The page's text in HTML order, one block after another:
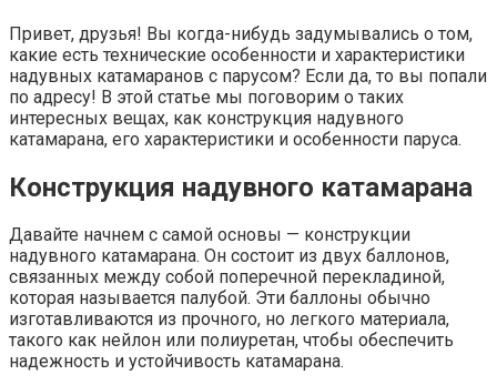
Привет, друзья! Вы когда-нибудь задумывались о том,
какие есть технические особенности и характеристики
надувных катамаранов с парусом? Если да, то вы попали
по адресу! В этой статье мы поговорим о таких
интересных вещах, как конструкция надувного
катамарана, его характеристики и особенности паруса.
Конструкция надувного катамарана
Давайте начнем с самой основы — конструкции
надувного катамарана. Он состоит из двух баллонов,
связанных между собой поперечной перекладиной,
которая называется палубой. Эти баллоны обычно
изготавливаются из прочного, но легкого материала,
такого как нейлон или полиуретан, чтобы обеспечить
надежность и устойчивость катамарана.